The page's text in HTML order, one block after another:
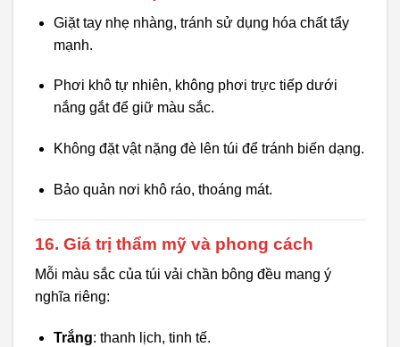
Giặt tay nhẹ nhàng, tránh sử dụng hóa chất tẩy
mạnh.
Phơi khô tự nhiên, không phơi trực tiếp dưới
nắng gắt để giữ màu sắc.
Không đặt vật nặng đè lên túi để tránh biến dạng.
Bảo quản nơi khô ráo, thoáng mát.
16. Giá trị thẩm mỹ và phong cách
Mỗi màu sắc của túi vải chần bông đều mang ý
nghĩa riêng:
Trắng: thanh lịch, tinh tế.